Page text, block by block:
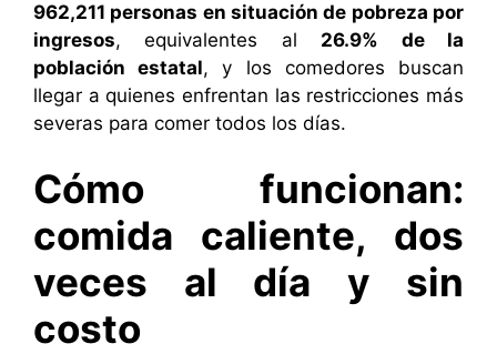
962,211 personas en situación de pobreza por
ingresos, equivalentes al 26.9% de la
población estatal, y los comedores buscan
llegar a quienes enfrentan las restricciones más
severas para comer todos los días.
Cómo funcionan:
comida caliente, dos
veces al día y sin
costo